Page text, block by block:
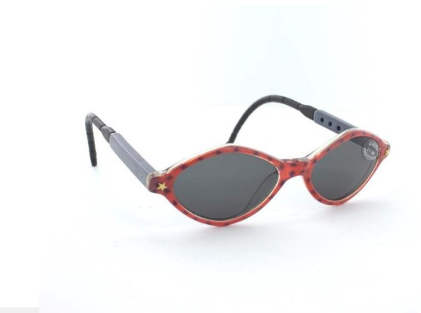
Geschlecht:Kinder
Abmessungen:
Brillenbreite
102mm